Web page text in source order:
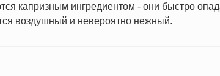
капризным ингредиентом - они быстро
воздушный и невероятно нежный.